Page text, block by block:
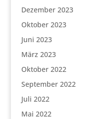
Dezember 2023
Oktober 2023
Juni 2023
März 2023
Oktober 2022
September 2022
Juli 2022
Mai 2022